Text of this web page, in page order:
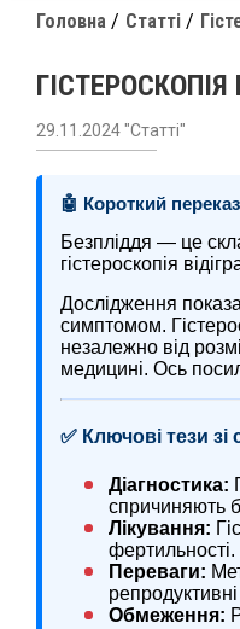
Головна Статті
29.11.2024 "Статті"
🤖 Короткий
Безпліддя — це
гістероскопія
Дослідження
симптомом.
незалежно від
медицині. Ось
✅ Ключові тези зі
Діагностика:
спричиняють
Лікування:
фертильності.
Переваги:
Обмеження: